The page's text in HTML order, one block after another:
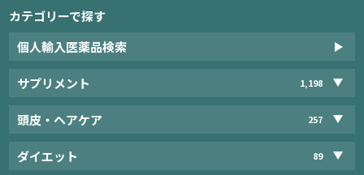
カテゴリーで探す
個人輸入医薬品検索
サプリメント 1,198
頭皮・ヘアケア 257
ダイエット 89